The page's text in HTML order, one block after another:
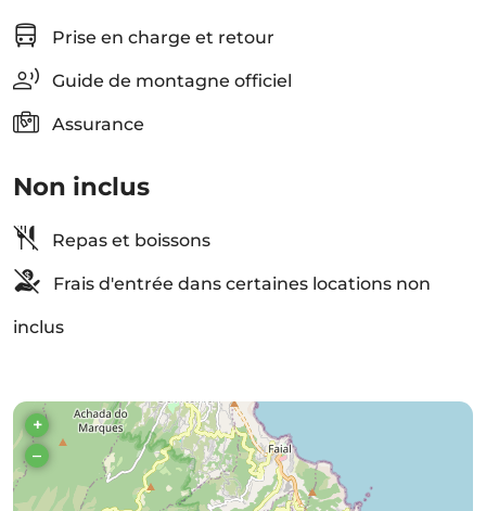
Prise en charge et retour
Guide de montagne officiel
Assurance
Non inclus
Repas et boissons
Frais d'entrée dans certaines locations non
inclus
+
–